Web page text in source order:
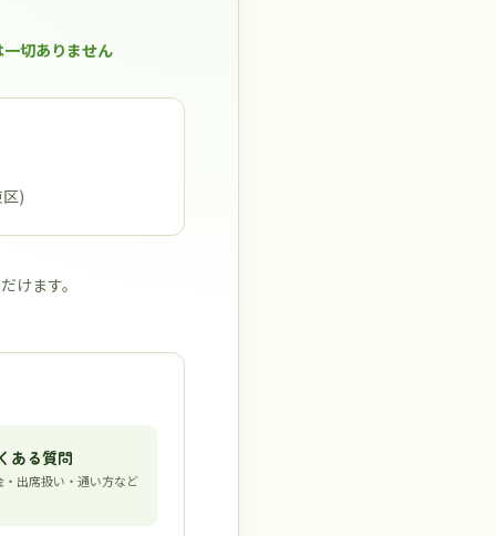
切ありません
)
けます。
ある質問
・出席扱い・通い方など